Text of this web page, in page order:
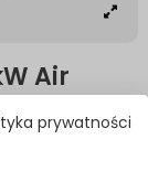
prywatności
Air